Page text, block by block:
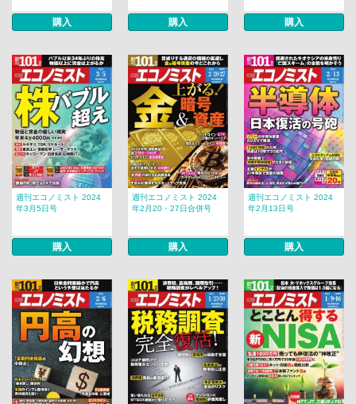
購入 購入 購入
週刊エコノミスト 2024
年3月5日号
購入
週刊エコノミスト 2024
年2月20・27日合併号
購入
週刊エコノミスト 2024
年2月13日号
購入